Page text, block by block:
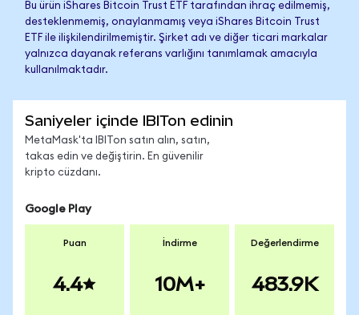
Bu ürün iShares Bitcoin Trust ETF tarafından ihraç edilmemiş,
desteklenmemiş, onaylanmamış veya iShares Bitcoin Trust
ETF ile ilişkilendirilmemiştir. Şirket adı ve diğer ticari markalar
yalnızca dayanak referans varlığını tanımlamak amacıyla
kullanılmaktadır.
Saniyeler içinde IBITon edinin
MetaMask'ta IBITon satın alın, satın,
takas edin ve değiştirin. En güvenilir
kripto cüzdanı.
Google Play
Puan
4.4
İndirme
10M+
Değerlendirme
483.9K